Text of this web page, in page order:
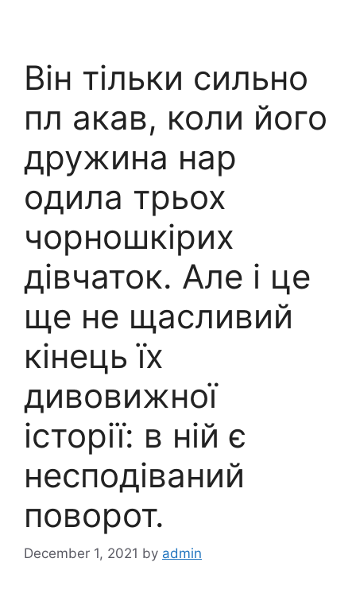
Він тільки сильно
пл акав, коли його
дружина нар
одила трьох
чорношкірих
дівчаток. Але і це
ще не щасливий
кінець їх
дивовижної
історії: в ній є
несподіваний
поворот.
December 1, 2021 by admin